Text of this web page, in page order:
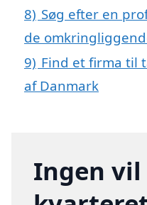
8) Søg efter en
de
9) Find et firma til
af Danmark
Ingen vil